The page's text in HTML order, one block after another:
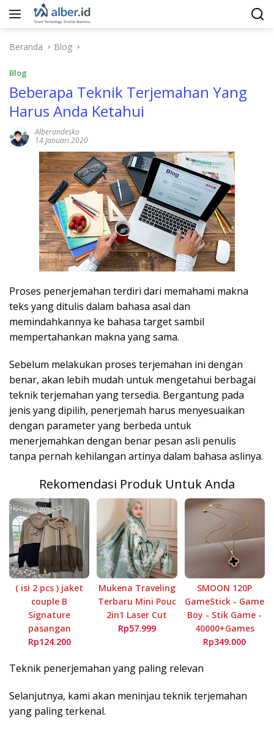
Langsung
Beranda
Blog
Blog
Beberapa Teknik Terjemahan Yang
Harus Anda Ketahui
Alberandesko
14 Januari 2020
Proses penerjemahan terdiri dari memahami makna
teks yang ditulis dalam bahasa asal dan
memindahkannya ke bahasa target sambil
mempertahankan makna yang sama.
Sebelum melakukan proses terjemahan ini dengan
benar, akan lebih mudah untuk mengetahui berbagai
teknik terjemahan yang tersedia. Bergantung pada
jenis yang dipilih, penerjemah harus menyesuaikan
dengan parameter yang berbeda untuk
menerjemahkan dengan benar pesan asli penulis
tanpa pernah kehilangan artinya dalam bahasa aslinya.
Rekomendasi Produk Untuk Anda
( isi 2 pcs ) jaket
couple B
Signature
pasangan
Rp124.200
Mukena Traveling
Terbaru Mini Pouc
2in1 Laser Cut
Rp57.999
SMOON 120P
GameStick - Game
Boy - Stik Game -
40000+Games
Rp349.000
Teknik penerjemahan yang paling relevan
Selanjutnya, kami akan meninjau teknik terjemahan
yang paling terkenal.